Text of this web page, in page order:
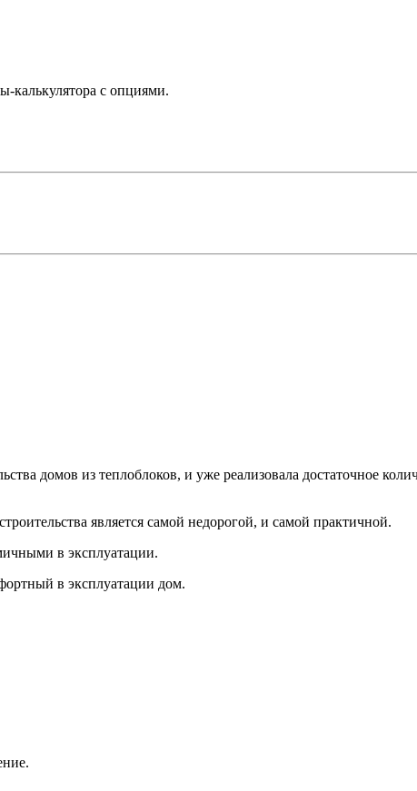
калькулятора с опциями.
домов из теплоблоков, и уже реализовала достаточное
является самой недорогой, и самой практичной.
в эксплуатации.
в эксплуатации дом.